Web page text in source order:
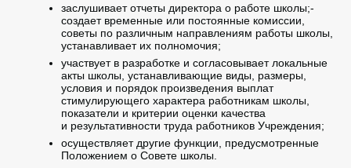
заслушивает отчеты директора о работе школы;-
создает временные или постоянные комиссии,
советы по различным направлениям работы школы,
устанавливает их полномочия;
участвует в разработке и согласовывает локальные
акты школы, устанавливающие виды, размеры,
условия и порядок произведения выплат
стимулирующего характера работникам школы,
показатели и критерии оценки качества
и результативности труда работников Учреждения;
осуществляет другие функции, предусмотренные
Положением о Совете школы.